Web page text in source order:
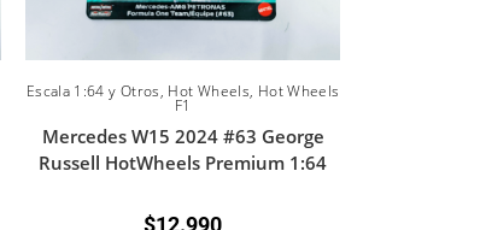
Escala 1:64 y Otros, Hot Wheels, Hot Wheels
F1
Mercedes W15 2024 #63 George
Russell HotWheels Premium 1:64
$12.990